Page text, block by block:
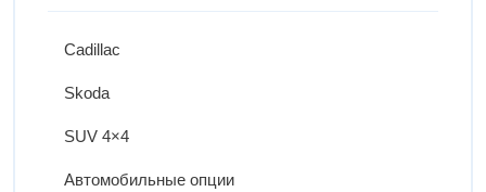
Cadillac
Skoda
SUV 4×4
Автомобильные опции